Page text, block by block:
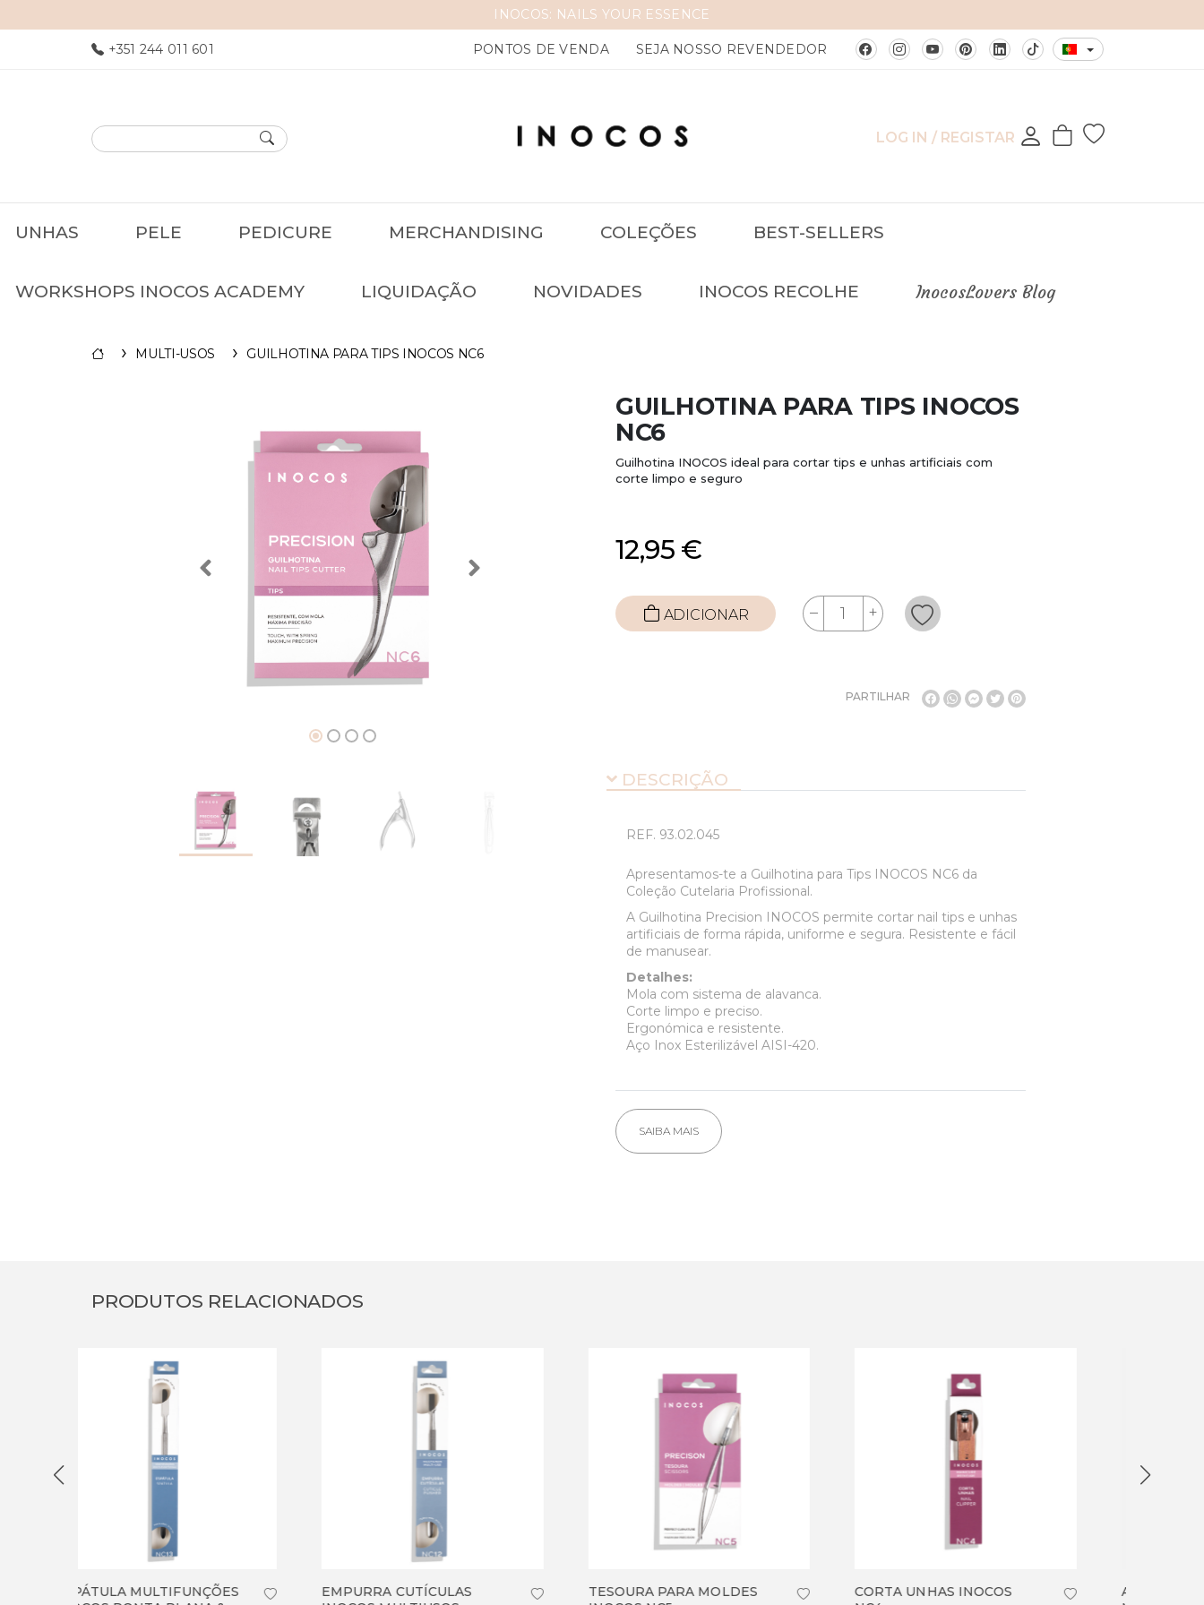
INOCOS: NAILS YOUR ESSENCE
+351 244 011 601 PONTOS DE VENDA SEJA NOSSO REVENDEDOR
LOG IN / REGISTAR
UNHAS PELE PEDICURE MERCHANDISING COLEÇÕES BEST-SELLERS
WORKSHOPS INOCOS ACADEMY LIQUIDAÇÃO NOVIDADES INOCOS RECOLHE InocosLovers Blog
MULTI-USOS GUILHOTINA PARA TIPS INOCOS NC6
GUILHOTINA PARA TIPS INOCOS
NC6
Guilhotina INOCOS ideal para cortar tips e unhas artificiais com
corte limpo e seguro
12,95 €
ADICIONAR
PARTILHAR
DESCRIÇÃO
REF. 93.02.045
Apresentamos-te a Guilhotina para Tips INOCOS NC6 da
Coleção Cutelaria Profissional.
A Guilhotina Precision INOCOS permite cortar nail tips e unhas
artificiais de forma rápida, uniforme e segura. Resistente e fácil
de manusear.
Detalhes:
Mola com sistema de alavanca.
Corte limpo e preciso.
Ergonómica e resistente.
Aço Inox Esterilizável AISI-420.
SAIBA MAIS
PRODUTOS RELACIONADOS
EMPURRA CUTÍCULAS
TESOURA PARA MOLDES
CORTA UNHAS INOCOS
ALICATE UNHAS INOCOS